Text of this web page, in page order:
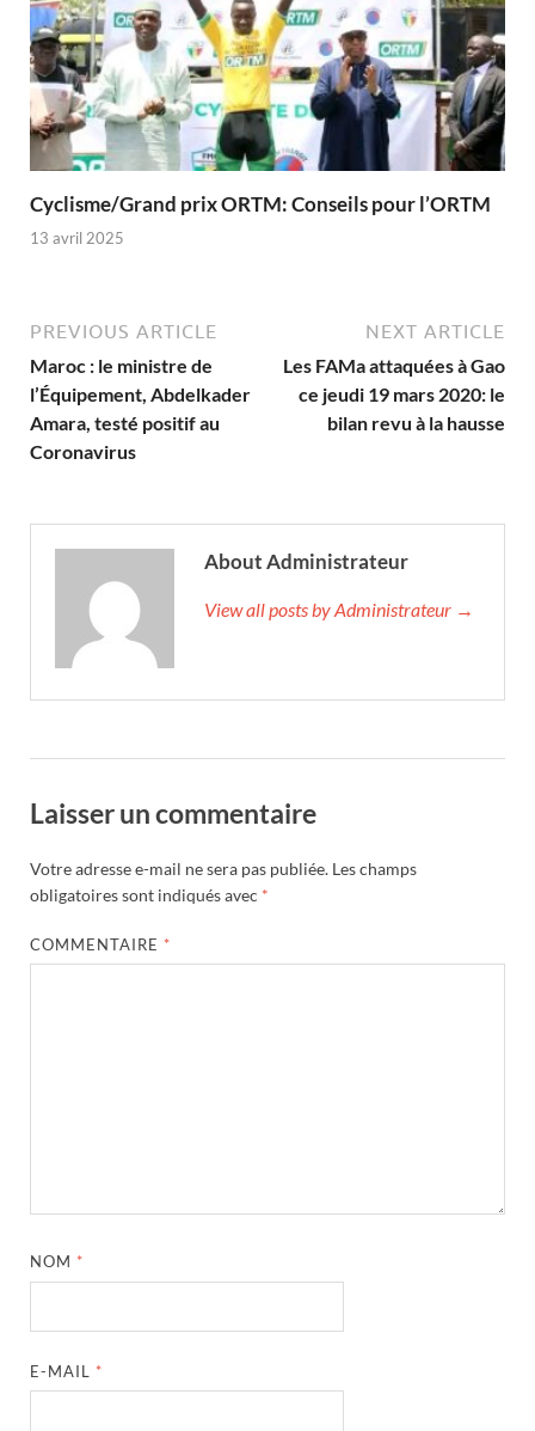
Cyclisme/Grand prix ORTM: Conseils pour l’ORTM
13 avril 2025
PREVIOUS ARTICLE
Maroc : le ministre de
l’Équipement, Abdelkader
Amara, testé positif au
Coronavirus
NEXT ARTICLE
Les FAMa attaquées à Gao
ce jeudi 19 mars 2020: le
bilan revu à la hausse
About Administrateur
View all posts by Administrateur →
Laisser un commentaire
Votre adresse e-mail ne sera pas publiée. Les champs
obligatoires sont indiqués avec *
COMMENTAIRE *
NOM *
E-MAIL *